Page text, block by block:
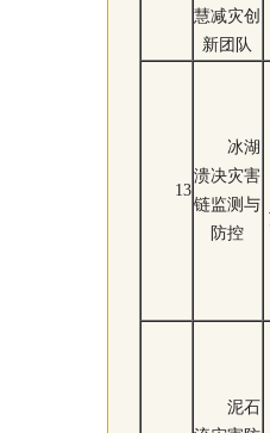
慧减灾创
新团队
13
冰湖
溃决灾害
链监测与
防控
泥石